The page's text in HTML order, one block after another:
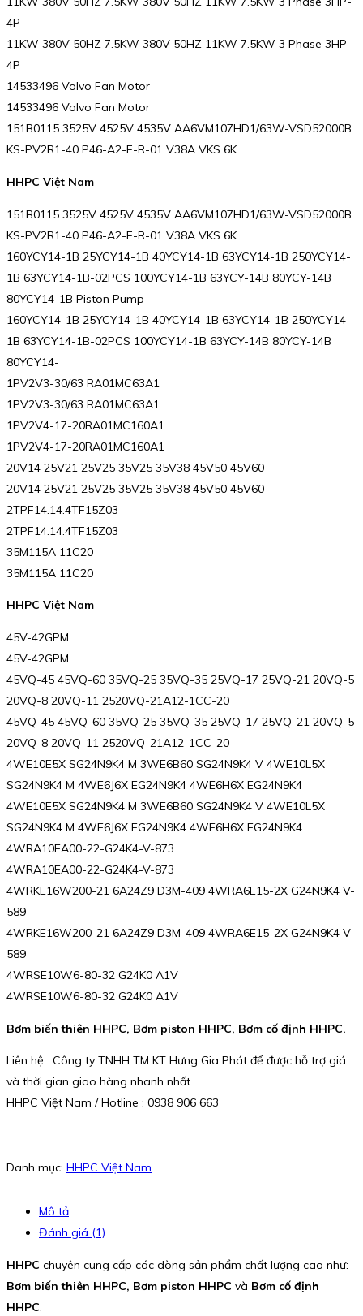
4P
11KW 380V 50HZ 7.5KW 380V 50HZ 11KW 7.5KW 3 Phase 3HP-
4P
14533496 Volvo Fan Motor
14533496 Volvo Fan Motor
151B0115 3525V 4525V 4535V AA6VM107HD1/63W-VSD52000B
KS-PV2R1-40 P46-A2-F-R-01 V38A VKS 6K
HHPC Việt Nam
151B0115 3525V 4525V 4535V AA6VM107HD1/63W-VSD52000B
KS-PV2R1-40 P46-A2-F-R-01 V38A VKS 6K
160YCY14-1B 25YCY14-1B 40YCY14-1B 63YCY14-1B 250YCY14-
1B 63YCY14-1B-02PCS 100YCY14-1B 63YCY-14B 80YCY-14B
80YCY14-1B Piston Pump
160YCY14-1B 25YCY14-1B 40YCY14-1B 63YCY14-1B 250YCY14-
1B 63YCY14-1B-02PCS 100YCY14-1B 63YCY-14B 80YCY-14B
80YCY14-
1PV2V3-30/63 RA01MC63A1
1PV2V3-30/63 RA01MC63A1
1PV2V4-17-20RA01MC160A1
1PV2V4-17-20RA01MC160A1
20V14 25V21 25V25 35V25 35V38 45V50 45V60
20V14 25V21 25V25 35V25 35V38 45V50 45V60
2TPF14.14.4TF15Z03
2TPF14.14.4TF15Z03
35M115A 11C20
35M115A 11C20
HHPC Việt Nam
45V-42GPM
45V-42GPM
45VQ-45 45VQ-60 35VQ-25 35VQ-35 25VQ-17 25VQ-21 20VQ-5
20VQ-8 20VQ-11 2520VQ-21A12-1CC-20
45VQ-45 45VQ-60 35VQ-25 35VQ-35 25VQ-17 25VQ-21 20VQ-5
20VQ-8 20VQ-11 2520VQ-21A12-1CC-20
4WE10E5X SG24N9K4 M 3WE6B60 SG24N9K4 V 4WE10L5X
SG24N9K4 M 4WE6J6X EG24N9K4 4WE6H6X EG24N9K4
4WE10E5X SG24N9K4 M 3WE6B60 SG24N9K4 V 4WE10L5X
SG24N9K4 M 4WE6J6X EG24N9K4 4WE6H6X EG24N9K4
4WRA10EA00-22-G24K4-V-873
4WRA10EA00-22-G24K4-V-873
4WRKE16W200-21 6A24Z9 D3M-409 4WRA6E15-2X G24N9K4 V-
589
4WRKE16W200-21 6A24Z9 D3M-409 4WRA6E15-2X G24N9K4 V-
589
4WRSE10W6-80-32 G24K0 A1V
4WRSE10W6-80-32 G24K0 A1V
Bơm biến thiên HHPC, Bơm piston HHPC, Bơm cố định HHPC.
Liên hệ : Công ty TNHH TM KT Hưng Gia Phát để được hỗ trợ giá
và thời gian giao hàng nhanh nhất.
HHPC Việt Nam / Hotline : 0938 906 663
Danh mục: HHPC Việt Nam
Mô tả
Đánh giá (1)
HHPC chuyên cung cấp các dòng sản phẩm chất lượng cao như:
Bơm biến thiên HHPC, Bơm piston HHPC và Bơm cố định
HHPC.